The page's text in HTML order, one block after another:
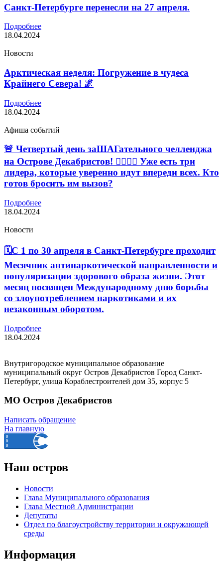
Санкт-Петербурге перенесли на 27 апреля.
Подробнее
18.04.2024
Новости
Арктическая неделя: Погружение в чудеса
Крайнего Севера! 🌌
Подробнее
18.04.2024
Афиша событий
🚨 Четвертый день заШАГательного челленджа
на Острове Декабристов! 🚶‍♂🚶‍♀ Уже есть три
лидера, которые уверенно идут впереди всех. Кто
готов бросить им вызов?
Подробнее
18.04.2024
Новости
🗓С 1 по 30 апреля в Санкт-Петербурге проходит
Месячник антинаркотической направленности и
популяризации здорового образа жизни. Этот
месяц посвящен Международному дню борьбы
со злоупотреблением наркотиками и их
незаконным оборотом.
Подробнее
18.04.2024
Внутригородское муниципальное образование
муниципальный округ Остров Декабристов Город Санкт-
Петербург, улица Кораблестроителей дом 35, корпус 5
МО Остров Декабристов
Написать обращение
На главную
Наш остров
Новости
Глава Муниципального образования
Глава Местной Администрации
Депутаты
Отдел по благоустройству территории и окружающей
среды
Информация